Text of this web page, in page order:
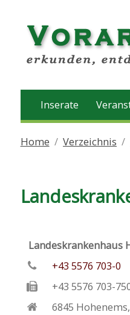
Inserate
Home Verzeichnis
Landeskrankenhaus
+43 5576 703-0
+43 5576 703-
6845 Hohenems,